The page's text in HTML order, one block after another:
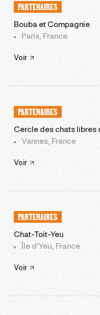
PARTENAIRES
Bouba et Compagnie
Paris, France
Voir
PARTENAIRES
Cercle des chats libres
Vannes, France
Voir
PARTENAIRES
Chat-Toit-Yeu
Île d'Yeu, France
Voir